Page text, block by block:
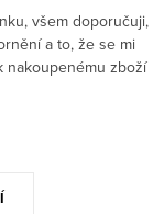
všem doporučuji,
a to, že se mi
nakoupenému zboží